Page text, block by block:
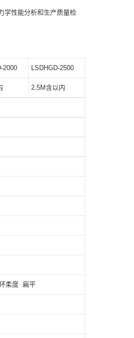
学性能分析和生产质量检
2000 LSDHGD-2500
2.5M含以内
柔度 扁平